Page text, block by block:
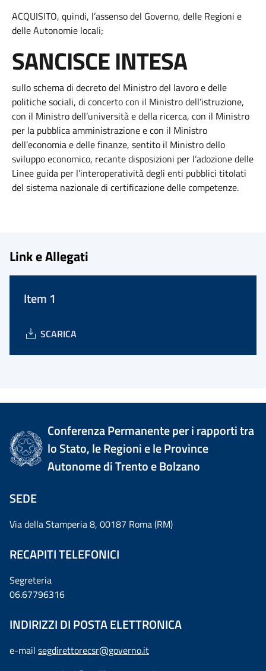
ACQUISITO, quindi, l’assenso del Governo, delle Regioni e
delle Autonomie locali;
SANCISCE INTESA
sullo schema di decreto del Ministro del lavoro e delle
politiche sociali, di concerto con il Ministro dell’istruzione,
con il Ministro dell’università e della ricerca, con il Ministro
per la pubblica amministrazione e con il Ministro
dell’economia e delle finanze, sentito il Ministro dello
sviluppo economico, recante disposizioni per l’adozione delle
Linee guida per l’interoperatività degli enti pubblici titolati
del sistema nazionale di certificazione delle competenze.
Link e Allegati
Item 1
SCARICA
Conferenza Permanente per i rapporti tra
lo Stato, le Regioni e le Province
Autonome di Trento e Bolzano
SEDE
Via della Stamperia 8, 00187 Roma (RM)
RECAPITI TELEFONICI
Segreteria
06.67796316
INDIRIZZI DI POSTA ELETTRONICA
e-mail segdirettorecsr@governo.it